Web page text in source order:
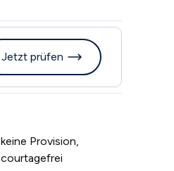
Jetzt prüfen
keine Provision,
courtagefrei